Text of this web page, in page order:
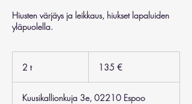
Hiusten värjäys ja leikkaus, hiukset lapaluiden
yläpuolella.
2 t2
135 €
Kuusikallionkuja 3e, 02210 Espoo